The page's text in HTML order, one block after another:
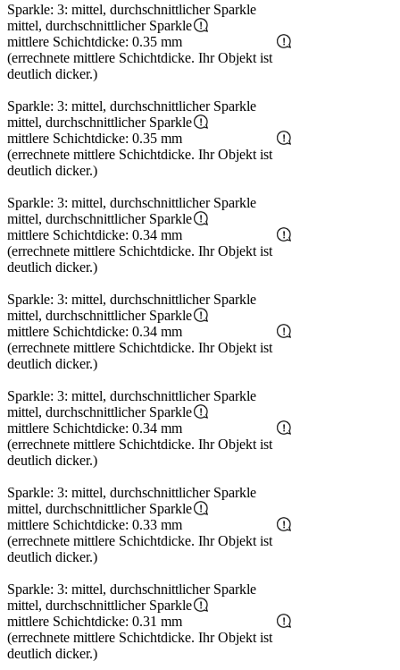
Sparkle: 3: mittel, durchschnittlicher Sparkle
mittel, durchschnittlicher Sparkle
mittlere Schichtdicke: 0.35 mm
(errechnete mittlere Schichtdicke. Ihr Objekt ist
deutlich dicker.)
Sparkle: 3: mittel, durchschnittlicher Sparkle
mittel, durchschnittlicher Sparkle
mittlere Schichtdicke: 0.35 mm
(errechnete mittlere Schichtdicke. Ihr Objekt ist
deutlich dicker.)
Sparkle: 3: mittel, durchschnittlicher Sparkle
mittel, durchschnittlicher Sparkle
mittlere Schichtdicke: 0.34 mm
(errechnete mittlere Schichtdicke. Ihr Objekt ist
deutlich dicker.)
Sparkle: 3: mittel, durchschnittlicher Sparkle
mittel, durchschnittlicher Sparkle
mittlere Schichtdicke: 0.34 mm
(errechnete mittlere Schichtdicke. Ihr Objekt ist
deutlich dicker.)
Sparkle: 3: mittel, durchschnittlicher Sparkle
mittel, durchschnittlicher Sparkle
mittlere Schichtdicke: 0.34 mm
(errechnete mittlere Schichtdicke. Ihr Objekt ist
deutlich dicker.)
Sparkle: 3: mittel, durchschnittlicher Sparkle
mittel, durchschnittlicher Sparkle
mittlere Schichtdicke: 0.33 mm
(errechnete mittlere Schichtdicke. Ihr Objekt ist
deutlich dicker.)
Sparkle: 3: mittel, durchschnittlicher Sparkle
mittel, durchschnittlicher Sparkle
mittlere Schichtdicke: 0.31 mm
(errechnete mittlere Schichtdicke. Ihr Objekt ist
deutlich dicker.)